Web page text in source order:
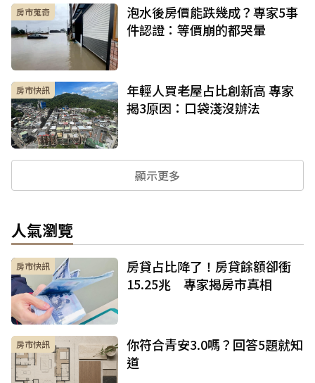
房市蒐奇
泡水後房價能跌幾成？專家5事
件認證：等價崩的都哭暈
房市快訊
年輕人買老屋占比創新高 專家
揭3原因：口袋淺沒辦法
顯示更多
人氣瀏覽
房市快訊
房貸占比降了！房貸餘額卻衝
15.25兆 專家揭房市真相
房市快訊
你符合青安3.0嗎？回答5題就知
道